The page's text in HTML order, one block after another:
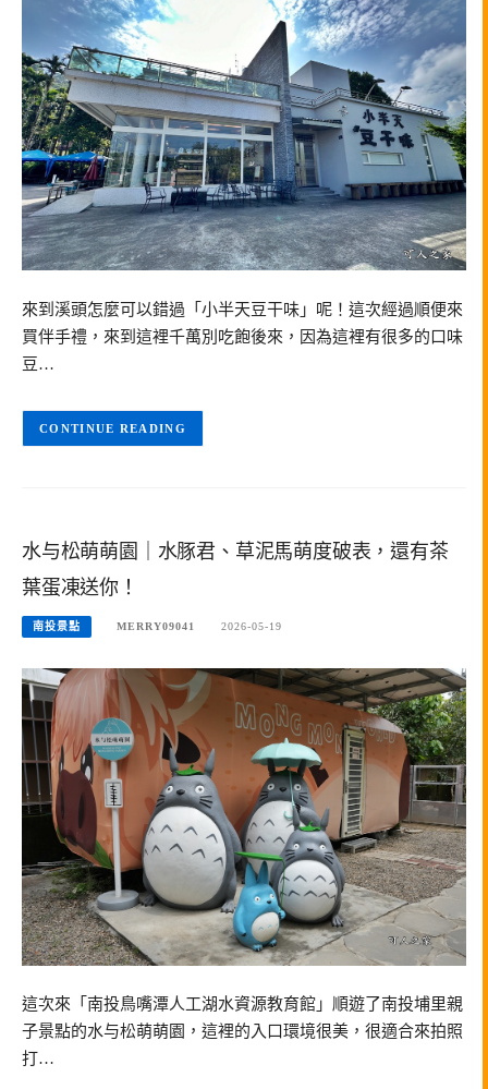
來到溪頭怎麼可以錯過「小半天豆干味」呢！這次經過順便來
買伴手禮，來到這裡千萬別吃飽後來，因為這裡有很多的口味
豆…
CONTINUE READING
水与松萌萌園｜水豚君、草泥馬萌度破表，還有茶
葉蛋凍送你！
南投景點 MERRY09041 2026-05-19
這次來「南投鳥嘴潭人工湖水資源教育館」順遊了南投埔里親
子景點的水与松萌萌園，這裡的入口環境很美，很適合來拍照
打…